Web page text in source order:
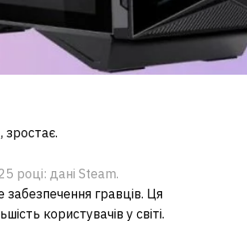
зростає.
році: дані Steam.
гравців. Ця
користувачів у світі.